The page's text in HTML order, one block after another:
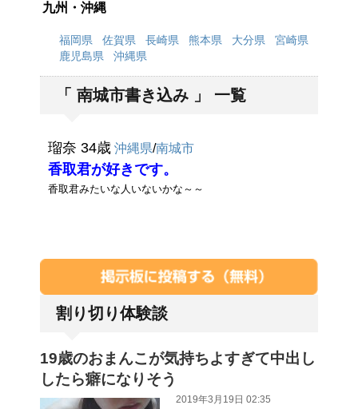
九州・沖縄
福岡県 佐賀県 長崎県 熊本県 大分県
宮崎県
鹿児島県
沖縄県
「 南城市書き込み 」 一覧
瑠奈 34歳 沖縄県/南城市
香取君が好きです。
香取君みたいな人いないかな～～
割り切り体験談
19歳のおまんこが気持ちよすぎて中出し
したら癖になりそう
2019年3月19日 02:35